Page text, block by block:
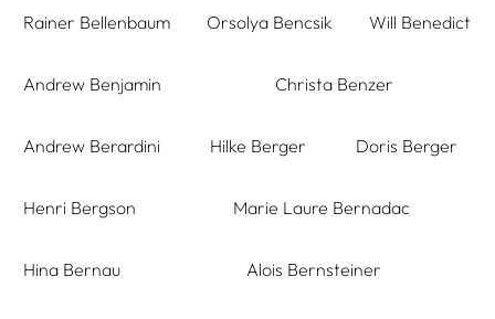
Rainer Bellenbaum Orsolya Bencsik Will Benedict
Andrew Benjamin Christa Benzer
Andrew Berardini Hilke Berger Doris Berger
Henri Bergson Marie Laure Bernadac
Hina Bernau Alois Bernsteiner